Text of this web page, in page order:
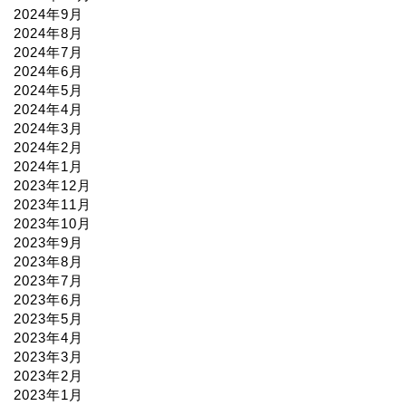
2024年9月
2024年8月
2024年7月
2024年6月
2024年5月
2024年4月
2024年3月
2024年2月
2024年1月
2023年12月
2023年11月
2023年10月
2023年9月
2023年8月
2023年7月
2023年6月
2023年5月
2023年4月
2023年3月
2023年2月
2023年1月